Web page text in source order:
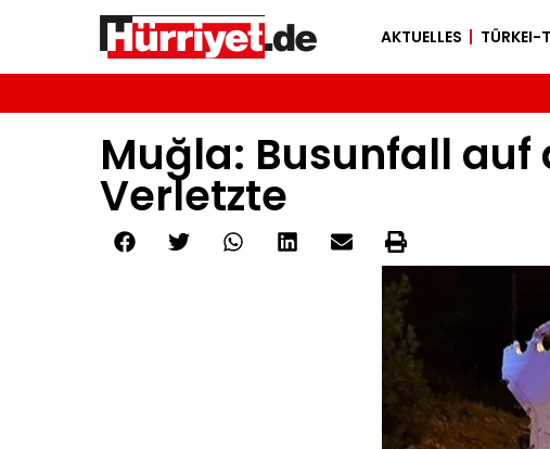
AKTUELLES TÜRKEI-
Muğla: Busunfall auf
Verletzte